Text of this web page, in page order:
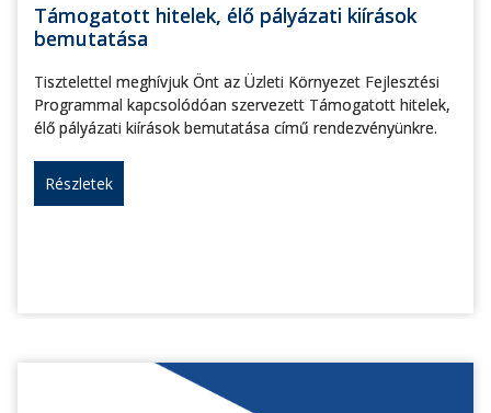
Támogatott hitelek, élő pályázati kiírások
bemutatása
Tisztelettel meghívjuk Önt az Üzleti Környezet Fejlesztési
Programmal kapcsolódóan szervezett Támogatott hitelek,
élő pályázati kiírások bemutatása című rendezvényünkre.
Részletek